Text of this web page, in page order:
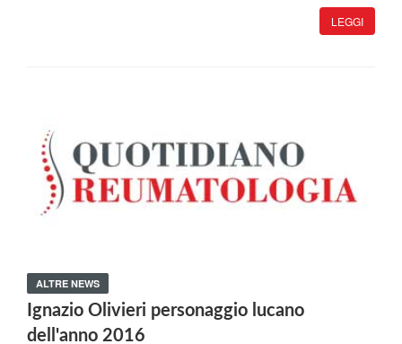
LEGGI
ALTRE NEWS
Ignazio Olivieri personaggio lucano
dell'anno 2016